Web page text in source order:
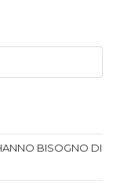
BISOGNO DI